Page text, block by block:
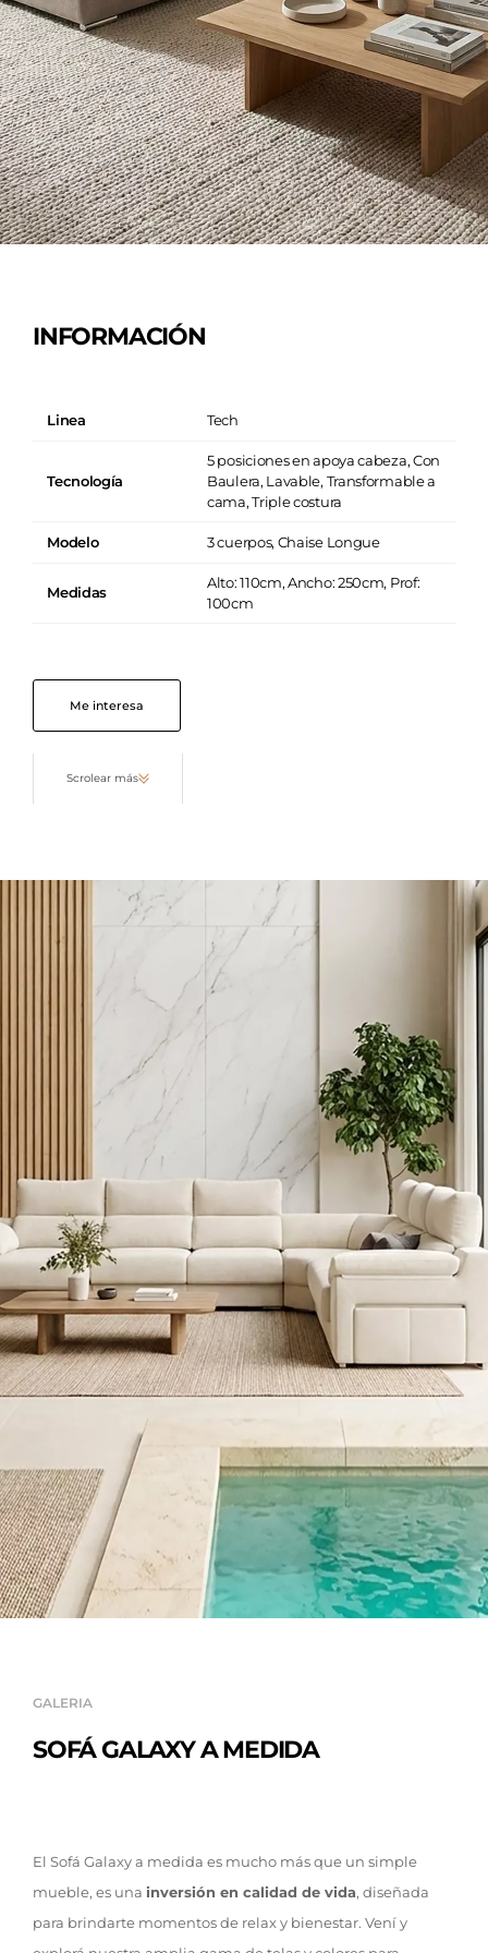
INFORMACIÓN
Linea Tech
Tecnología
5 posiciones en apoya cabeza, Con
Baulera, Lavable, Transformable a
cama, Triple costura
Modelo 3 cuerpos, Chaise Longue
Medidas
Alto: 110cm, Ancho: 250cm, Prof:
100cm
Me interesa
Scrolear más
GALERIA
SOFÁ GALAXY A MEDIDA
El Sofá Galaxy a medida es mucho más que un simple
mueble, es una inversión en calidad de vida, diseñada
para brindarte momentos de relax y bienestar. Vení y